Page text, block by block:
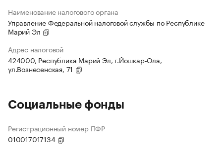
Наименование налогового органа
Управление Федеральной налоговой службы по Республике
Марий Эл
Адрес налоговой
424000, Республика Марий Эл, г.Йошкар-Ола,
ул.Вознесенская, 71
Социальные фонды
Регистрационный номер ПФР
010017017134